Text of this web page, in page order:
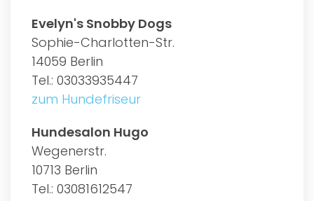
Evelyn's Snobby Dogs
Sophie-Charlotten-Str.
14059 Berlin
Tel.: 03033935447
zum Hundefriseur
Hundesalon Hugo
Wegenerstr.
10713 Berlin
Tel.: 03081612547